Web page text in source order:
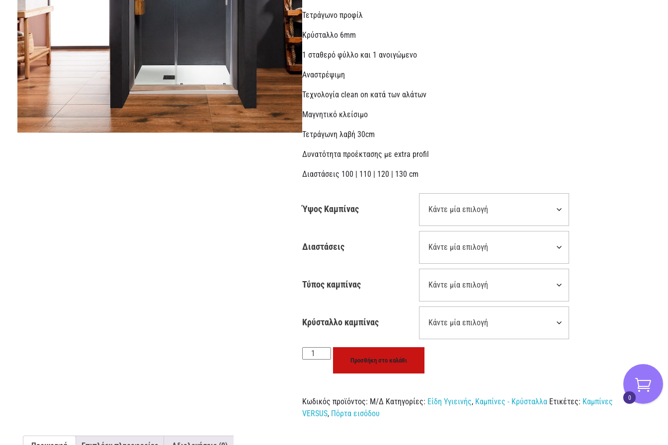
Τετράγωνο προφίλ
Κρύσταλλο 6mm
1 σταθερό φύλλο και 1 ανοιγώμενο
Αναστρέψιμη
Τεχνολογία clean on κατά των αλάτων
Μαγνητικό κλείσιμο
Τετράγωνη λαβή 30cm
Δυνατότητα προέκτασης με extra profil
Διαστάσεις 100 | 110 | 120 | 130 cm
Ύψος Καμπίνας
Διαστάσεις
Τύπος καμπίνας
Κρύσταλλο καμπίνας
Προσθήκη στο καλάθι
Κωδικός προϊόντος: Μ/Δ Κατηγορίες: Είδη Υγιεινής, Καμπίνες - Κρύσταλλα Ετικέτες: Καμπίνες
VERSUS, Πόρτα εισόδου
0